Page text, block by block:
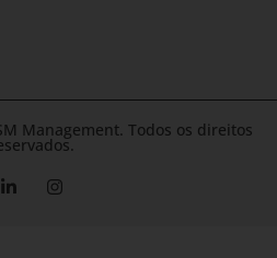
Management. Todos os direitos